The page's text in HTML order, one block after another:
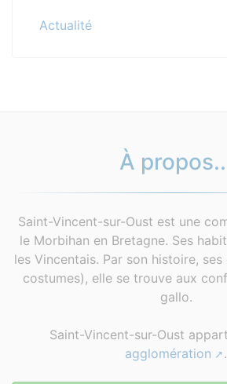
Actualité
À
Saint-Vincent-sur-Oust est une
le Morbihan en Bretagne. Ses
les Vincentais. Par son histoire,
costumes), elle se trouve aux
gallo.
Saint-Vincent-sur-Oust
agglomération
.